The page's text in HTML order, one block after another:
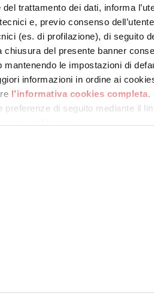
trattamento dei dati, informa
e, previo consenso
(es. di profilazione), di seguito
chiusura del presente banner
mantenendo le impostazioni di
informazioni in ordine ai
l’informativa cookies completa.
preferenze di seguito mediante il
DEL CENTRO